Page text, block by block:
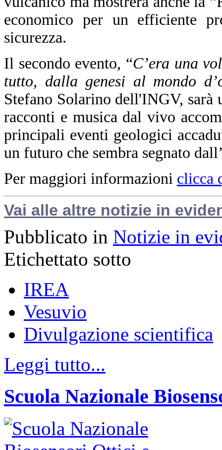
economico per un efficiente
sicurezza.
Il secondo evento, “C’era una
tutto, dalla genesi al mondo
Stefano Solarino dell'INGV,
racconti e musica dal vivo
principali eventi geologici
un futuro che sembra segnato
Per maggiori informazioni clicca
Vai alle altre notizie in
Pubblicato in Notizie in
Etichettato sotto
IREA
Vesuvio
Divulgazione scientifica
Leggi tutto...
Scuola Nazionale